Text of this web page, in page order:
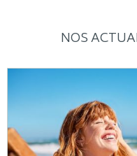
NOS